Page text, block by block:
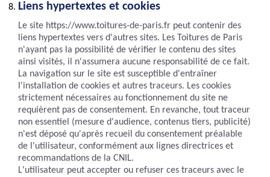
Liens hypertextes et cookies
Le site https://www.toitures-de-paris.fr peut contenir des
liens hypertextes vers d'autres sites. Les Toitures de Paris
n'ayant pas la possibilité de vérifier le contenu des sites
ainsi visités, il n'assumera aucune responsabilité de ce fait.
La navigation sur le site est susceptible d'entraîner
l'installation de cookies et autres traceurs. Les cookies
strictement nécessaires au fonctionnement du site ne
requièrent pas de consentement. En revanche, tout traceur
non essentiel (mesure d'audience, contenus tiers, publicité)
n'est déposé qu'après recueil du consentement préalable
de l'utilisateur, conformément aux lignes directrices et
recommandations de la CNIL.
L'utilisateur peut accepter ou refuser ces traceurs avec le